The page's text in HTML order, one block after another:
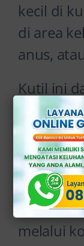
kecil di
di area
anus,
Kutil ini
hingga
banyak,
kasar
kol.
melalui